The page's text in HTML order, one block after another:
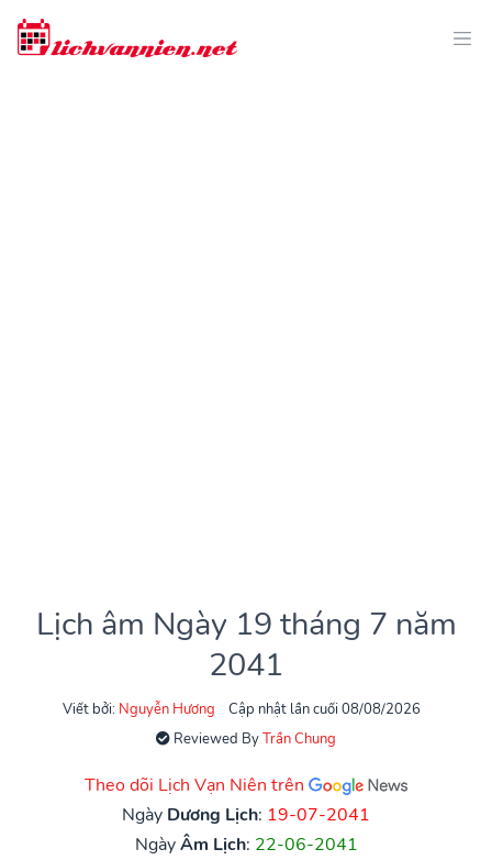
Lịch âm Ngày 19 tháng 7 năm
2041
Viết bởi: Nguyễn Hương
Cập nhật lần cuối 08/08/2026
Reviewed ByTrần Chung
Theo dõi Lịch Vạn Niên trên
Ngày Dương Lịch: 19-07-2041
NgàyÂm Lịch: 22-06-2041